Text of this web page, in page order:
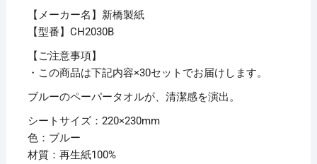
ー
200
枚
CH2030B
パ
ッ
ク
【×30
【メーカー名】新橋製紙
【型番】CH2030B
【ご注意事項】
・この商品は下記内容×30セットでお届けします。
ブルーのペーパータオルが、清潔感を演出。
シートサイズ：220×230mm
色：ブルー
材質：再生紙100%